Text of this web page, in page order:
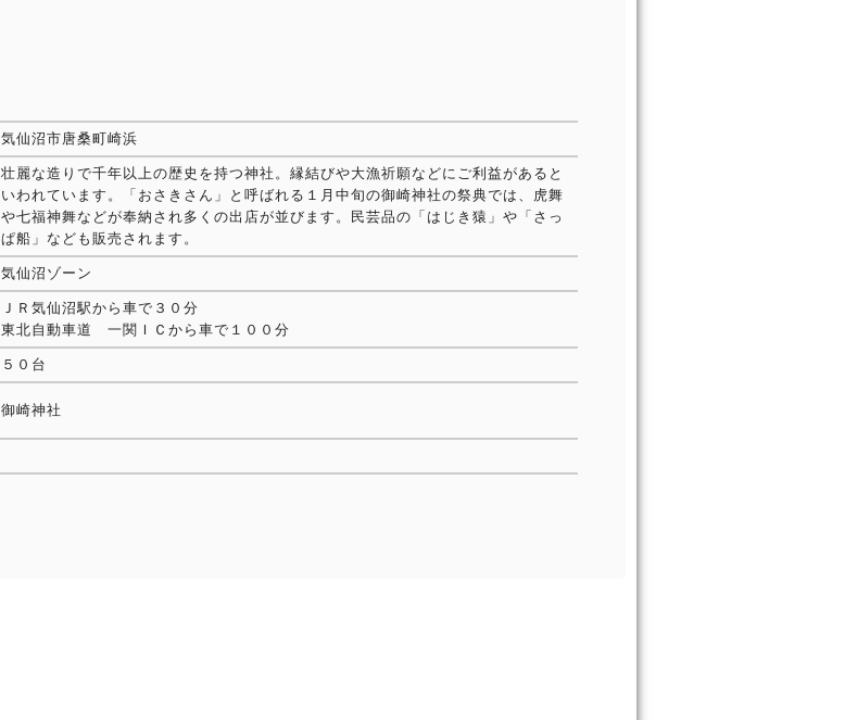
気仙沼市唐桑町崎浜
壮麗な造りで千年以上の歴史を持つ神社。縁結びや大漁祈願などにご利益があると
いわれています。「おさきさん」と呼ばれる１月中旬の御崎神社の祭典では、虎舞
や七福神舞などが奉納され多くの出店が並びます。民芸品の「はじき猿」や「さっ
ぱ船」なども販売されます。
気仙沼ゾーン
ＪＲ気仙沼駅から車で３０分
東北自動車道 一関ＩＣから車で１００分
５０台
御崎神社